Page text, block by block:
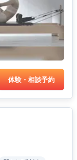
体験・相談予約